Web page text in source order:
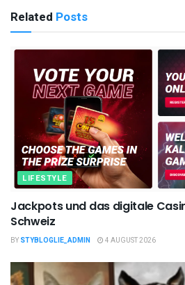
Related Posts
LIFESTYLE
Jackpots und das digitale
Schweiz
BY STYBLOGLIE_ADMIN 4 AUGUST 2026